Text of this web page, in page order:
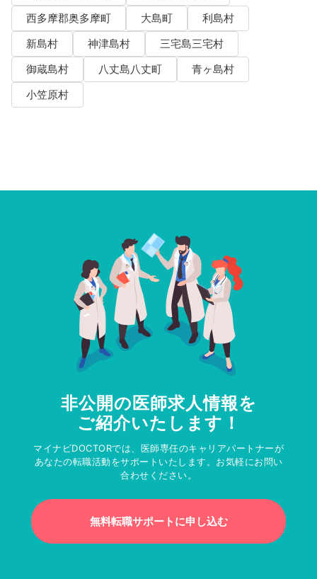
西多摩郡奥多摩町
大島町
利島村
新島村
神津島村
三宅島三宅村
御蔵島村
八丈島八丈町
青ヶ島村
小笠原村
非公開の医師求人情報を
ご紹介いたします！
マイナビDOCTORでは、医師専任のキャリアパートナーが
あなたの転職活動をサポートいたします。お気軽にお問い
合わせください。
無料転職サポートに申し込む